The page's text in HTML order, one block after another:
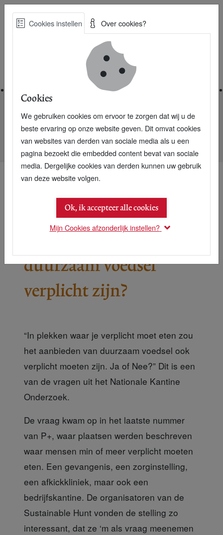
Skip
Best Practices voor een duurzame toekomst
Nieuwsarchief
Nationaal Kantine Onderzoek: Moet duurzaam voedsel
Nationaal Kantine
duurzaam voedsel
verplicht zijn?
“In plekken waar je verplicht moet eten zou
het aanbieden van duurzaam voedsel ook
verplicht moeten zijn. Ja of Nee?” Dit is een
van de vragen uit het Nationale Kantine
Onderzoek.
De vraag kwam op in het laatste nummer
van P+, waar plaatsen werden beschreven
waar mensen min of meer verplicht moeten
eten. Een gevangenis, een zorginstelling,
een afkickkliniek, maar ook een
bedrijfskantine. De organisatoren van de
Sustainable Hunt vonden de stelling zo
interessant, dat ze ‘m als vraag meenemen
Cookies instellen Over cookies?
Cookies
We gebruiken cookies om ervoor te zorgen dat wij u de
beste ervaring op onze website geven. Dit omvat cookies
van websites van derden van sociale media als u een
pagina bezoekt die embedded content bevat van sociale
media. Dergelijke cookies van derden kunnen uw gebruik
van deze website volgen.
Ok, ik accepteer alle cookies
Mijn Cookies afzonderlijk instellen?